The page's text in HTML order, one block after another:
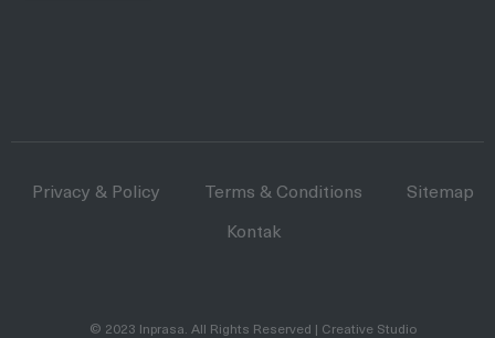
Privacy & Policy Terms & Conditions
Sitemap
Kontak
© 2023 Inprasa. All Rights Reserved | Creative Studio